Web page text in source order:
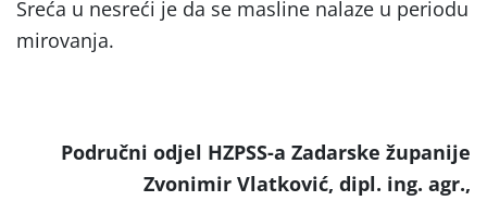
Sreća u nesreći je da se masline nalaze u periodu
mirovanja.
Područni odjel HZPSS-a Zadarske županije
Zvonimir Vlatković, dipl. ing. agr.,